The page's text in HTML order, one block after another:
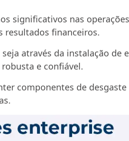
significativos nas
resultados financeiros.
através da instalação de
e confiável.
componentes de